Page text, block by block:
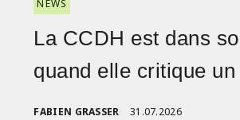
NEWS
La CCDH est dans
quand elle critique un
FABIEN GRASSER 31.07.2026